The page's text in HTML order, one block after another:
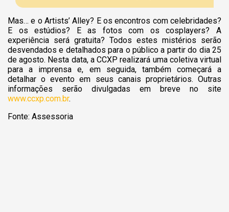
Mas… e o Artists’ Alley? E os encontros com celebridades?
E os estúdios? E as fotos com os cosplayers? A
experiência será gratuita? Todos estes mistérios serão
desvendados e detalhados para o público a partir do dia 25
de agosto. Nesta data, a CCXP realizará uma coletiva virtual
para a imprensa e, em seguida, também começará a
detalhar o evento em seus canais proprietários. Outras
informações serão divulgadas em breve no site
www.ccxp.com.br.
Fonte: Assessoria